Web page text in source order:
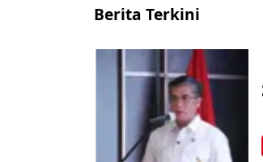
Berita Terkini